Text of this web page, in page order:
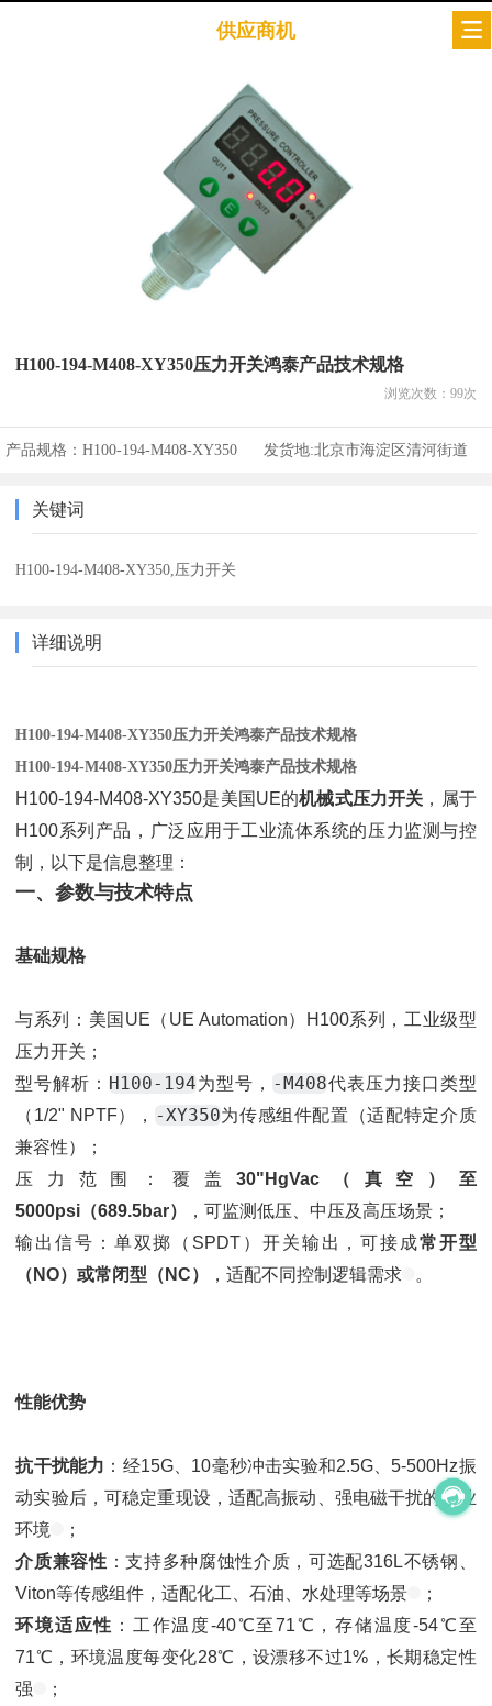
供应商机
H100-194-M408-XY350压力开关鸿泰产品技术规格
浏览次数： 99次
产品规格：H100-194-M408-XY350 发货地:北京市海淀区清河街道
关键词
H100-194-M408-XY350,压力开关
详细说明
H100-194-M408-XY350压力开关鸿泰产品技术规格
H100-194-M408-XY350压力开关鸿泰产品技术规格
H100-194-M408-XY350是美国UE的机械式压力开关 ，属于
H100系列产品，广泛应用于工业流体系统的压力监测与控
制，以下是信息整理：
一、参数与技术特点
基础规格
与系列：美国UE（UE Automation）H100系列，工业级型
压力开关；
型号解析： H100-194为型号， -M408代表压力接口类型
（1/2" NPTF）， -XY350为传感组件配置（适配特定介质
兼容性）；
压力范围：覆盖 30"HgVac（真空）至
5000psi（689.5bar）
，可监测低压、中压及高压场景；
输出信号：单双掷（SPDT）开关输出，可接成常开型
（NO）或常闭型（NC）
，适配不同控制逻辑需求 。
性能优势
抗干扰能力 ：经15G、10毫秒冲击实验和2.5G、5-500Hz振
动实验后，可稳定重现设，适配高振动、强电磁干扰的工业
环境
；
介质兼容性 ：支持多种腐蚀性介质，可选配316L不锈钢、
Viton等传感组件，适配化工、石油、水处理等场景
；
环境适应性 ：工作温度-40℃至71℃，存储温度-54℃至
71℃，环境温度每变化28℃，设漂移不过1%，长期稳定性
强
；